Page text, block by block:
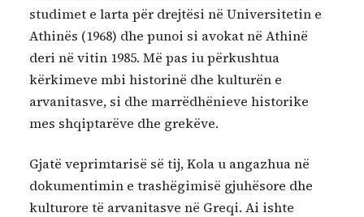
studimet e larta për drejtësi në Universitetin e
Athinës (1968) dhe punoi si avokat në Athinë
deri në vitin 1985. Më pas iu përkushtua
kërkimeve mbi historinë dhe kulturën e
arvanitasve, si dhe marrëdhënieve historike
mes shqiptarëve dhe grekëve.
Gjatë veprimtarisë së tij, Kola u angazhua në
dokumentimin e trashëgimisë gjuhësore dhe
kulturore të arvanitasve në Greqi. Ai ishte